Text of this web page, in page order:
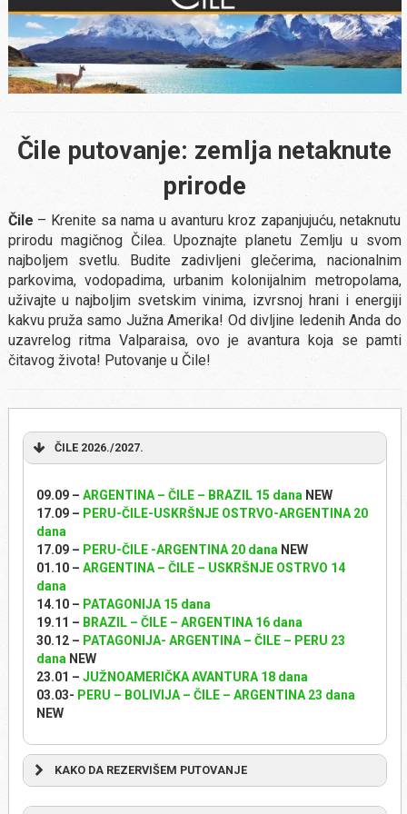
Čile putovanje: zemlja netaknute
prirode
Čile – Krenite sa nama u avanturu kroz zapanjujuću, netaknutu
prirodu magičnog Čilea. Upoznajte planetu Zemlju u svom
najboljem svetlu. Budite zadivljeni glečerima, nacionalnim
parkovima, vodopadima, urbanim kolonijalnim metropolama,
uživajte u najboljim svetskim vinima, izvrsnoj hrani i energiji
kakvu pruža samo Južna Amerika! Od divljine ledenih Anda do
uzavrelog ritma Valparaisa, ovo je avantura koja se pamti
čitavog života! Putovanje u Čile!
ČILE 2026./2027.
09.09 – ARGENTINA – ČILE – BRAZIL 15 danaNEW
17.09 – PERU-ČILE-USKRŠNJE OSTRVO-ARGENTINA 20
dana
17.09 – PERU-ČILE -ARGENTINA 20 danaNEW
01.10 – ARGENTINA – ČILE – USKRŠNJE OSTRVO 14
dana
14.10 – PATAGONIJA 15 dana
19.11 – BRAZIL – ČILE – ARGENTINA 16 dana
30.12 – PATAGONIJA- ARGENTINA – ČILE – PERU 23
danaNEW
23.01 – JUŽNOAMERIČKA AVANTURA 18 dana
03.03- PERU – BOLIVIJA – ČILE – ARGENTINA 23 dana
NEW
KAKO DA REZERVIŠEM PUTOVANJE